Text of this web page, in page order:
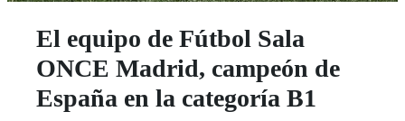
El equipo de Fútbol Sala
ONCE Madrid, campeón de
España en la categoría B1